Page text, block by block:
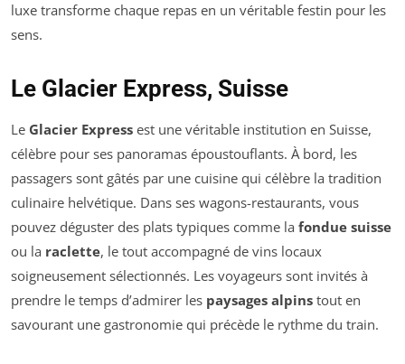
luxe transforme chaque repas en un véritable festin pour les
sens.
Le Glacier Express, Suisse
Le Glacier Express est une véritable institution en Suisse,
célèbre pour ses panoramas époustouflants. À bord, les
passagers sont gâtés par une cuisine qui célèbre la tradition
culinaire helvétique. Dans ses wagons-restaurants, vous
pouvez déguster des plats typiques comme la fondue suisse
ou la raclette, le tout accompagné de vins locaux
soigneusement sélectionnés. Les voyageurs sont invités à
prendre le temps d’admirer les paysages alpins tout en
savourant une gastronomie qui précède le rythme du train.